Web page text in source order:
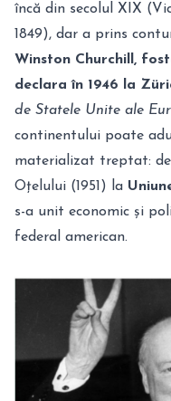
încă din secolul XIX
1849), dar a prins
Winston Churchill,
declara în 1946 la
de Statele Unite ale
continentului poate
materializat treptat:
Oțelului (1951) la
s-a unit economic și
federal american.